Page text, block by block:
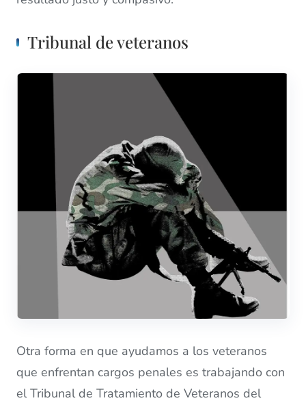
Tribunal de veteranos
Otra forma en que ayudamos a los veteranos
que enfrentan cargos penales es trabajando con
el Tribunal de Tratamiento de Veteranos del